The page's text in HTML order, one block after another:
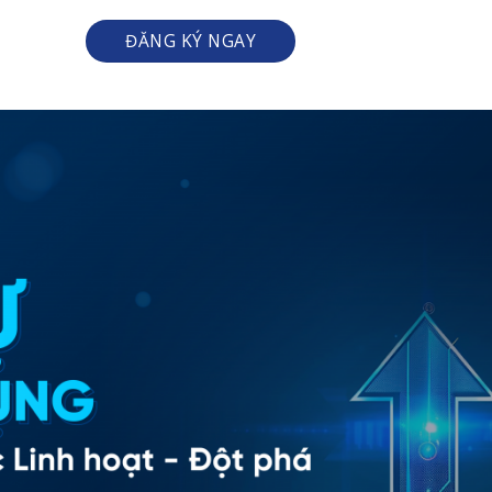
ĐĂNG KÝ NGAY